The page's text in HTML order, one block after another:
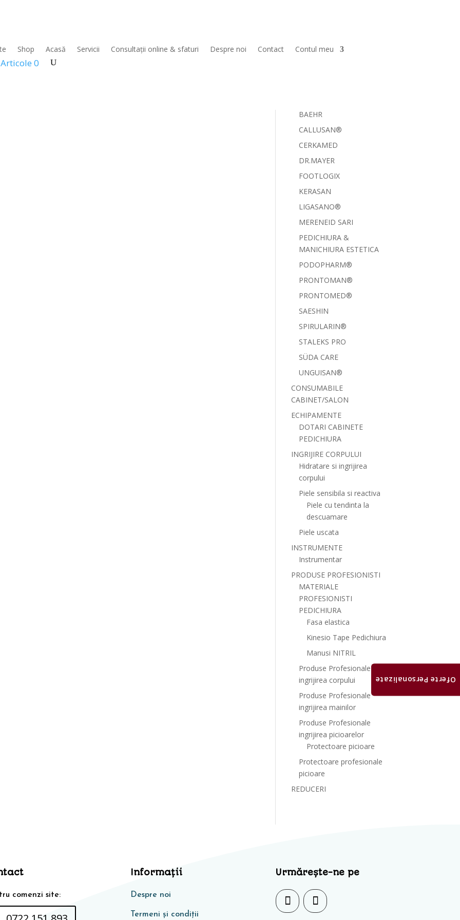
Shop Acasă Servicii Consultații online & sfaturi Despre noi Contact Contul meu
Articole 0
BAEHR
CALLUSAN®
CERKAMED
DR.MAYER
FOOTLOGIX
KERASAN
LIGASANO®
MERENEID SARI
PEDICHIURA &
MANICHIURA ESTETICA
PODOPHARM®
PRONTOMAN®
PRONTOMED®
SAESHIN
SPIRULARIN®
STALEKS PRO
SÜDA CARE
UNGUISAN®
CONSUMABILE
CABINET/SALON
ECHIPAMENTE
DOTARI CABINETE
PEDICHIURA
INGRIJIRE CORPULUI
Hidratare si ingrijirea
corpului
Piele sensibila si reactiva
Piele cu tendinta la
descuamare
Piele uscata
INSTRUMENTE
Instrumentar
PRODUSE PROFESIONISTI
MATERIALE
PROFESIONISTI
PEDICHIURA
Fasa elastica
Kinesio Tape Pedichiura
Manusi NITRIL
Produse Profesionale
ingrijirea corpului
Produse Profesionale
ingrijirea mainilor
Produse Profesionale
ingrijirea picioarelor
Protectoare picioare
Protectoare profesionale
picioare
REDUCERI
comenzi site:
Informaţii
Despre noi
Termeni și condiții
Urmărește-ne pe
Oferte Personalizate